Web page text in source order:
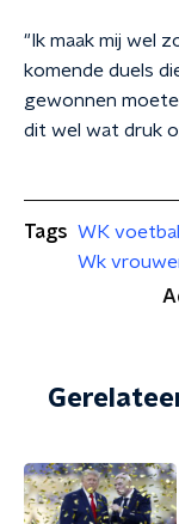
"Ik maak mij wel
komende duels
gewonnen
dit wel wat druk
Tags WK voetbal
Wk